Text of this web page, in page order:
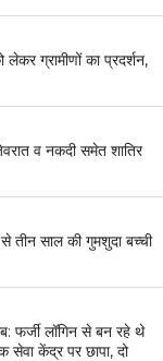
लेकर ग्रामीणों का प्रदर्शन,
व नकदी समेत शातिर
तीन साल की गुमशुदा बच्ची
फर्जी लॉगिन से बन रहे थे
सेवा केंद्र पर छापा, दो